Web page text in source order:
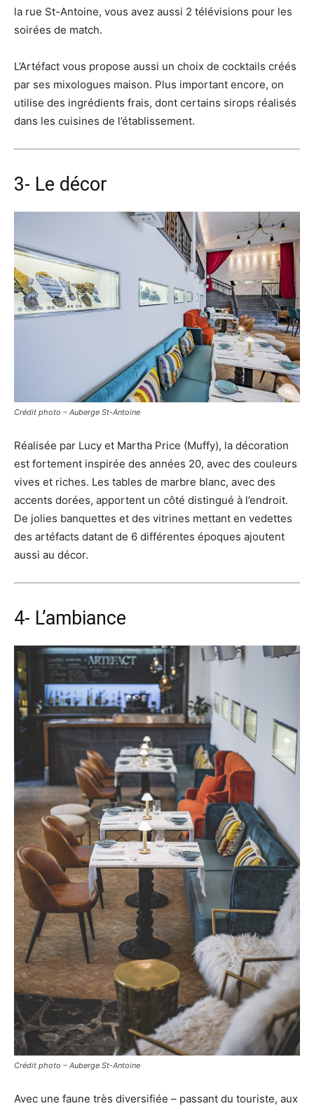
la rue St-Antoine, vous avez aussi 2 télévisions pour les
soirées de match.
L’Artéfact vous propose aussi un choix de cocktails créés
par ses mixologues maison. Plus important encore, on
utilise des ingrédients frais, dont certains sirops réalisés
dans les cuisines de l’établissement.
3- Le décor
Crédit photo – Auberge St-Antoine
Réalisée par Lucy et Martha Price (Muffy), la décoration
est fortement inspirée des années 20, avec des couleurs
vives et riches. Les tables de marbre blanc, avec des
accents dorées, apportent un côté distingué à l’endroit.
De jolies banquettes et des vitrines mettant en vedettes
des artéfacts datant de 6 différentes époques ajoutent
aussi au décor.
4- L’ambiance
Crédit photo – Auberge St-Antoine
Avec une faune très diversifiée – passant du touriste, aux